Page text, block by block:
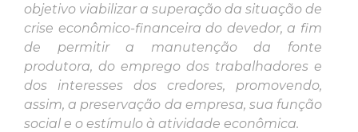
objetivo viabilizar a superação da situação de
crise econômico-financeira do devedor, a fim
de permitir a manutenção da fonte
produtora, do emprego dos trabalhadores e
dos interesses dos credores, promovendo,
assim, a preservação da empresa, sua função
social e o estímulo à atividade econômica.